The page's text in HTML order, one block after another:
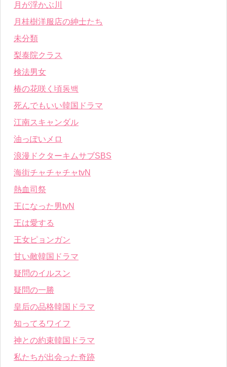
月が浮かぶ川
月桂樹洋服店の紳士たち
未分類
梨泰院クラス
検法男女
椿の花咲く頃동백
死んでもいい韓国ドラマ
江南スキャンダル
油っぽいメロ
浪漫ドクターキムサブSBS
海街チャチャチャtvN
熱血司祭
王になった男tvN
王は愛する
王女ピョンガン
甘い敵韓国ドラマ
疑問のイルスン
疑問の一勝
皇后の品格韓国ドラマ
知ってるワイフ
神との約束韓国ドラマ
私たちが出会った奇跡